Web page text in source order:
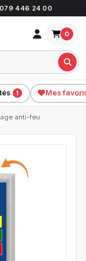
079 446 24 00
0
1 Mes
anti-feu